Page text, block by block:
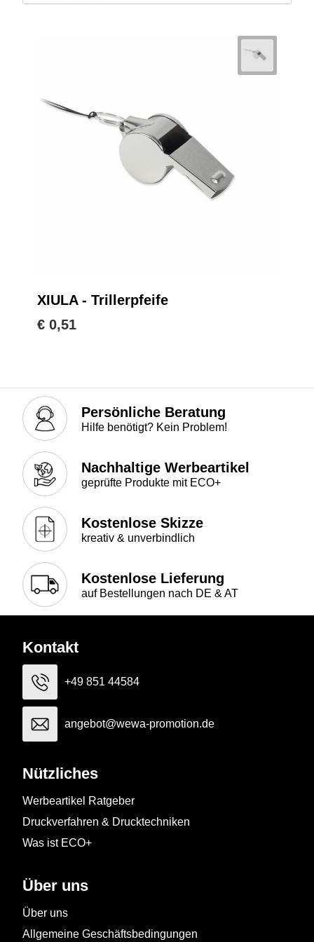
XIULA - Trillerpfeife
€ 0,51
Persönliche Beratung
Hilfe benötigt? Kein Problem!
Nachhaltige Werbeartikel
geprüfte Produkte mit ECO+
Kostenlose Skizze
kreativ & unverbindlich
Kostenlose Lieferung
auf Bestellungen nach DE & AT
Kontakt
+49 851 44584
angebot@wewa-promotion.de
Nützliches
Werbeartikel Ratgeber
Druckverfahren & Drucktechniken
Was ist ECO+
Über uns
Über uns
Allgemeine Geschäftsbedingungen